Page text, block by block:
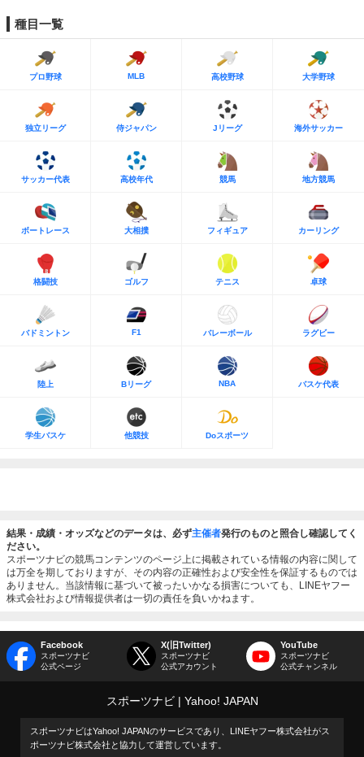
種目一覧
プロ野球 MLB 高校野球 大学野球
独立リーグ 侍ジャパン Jリーグ 海外サッカー
サッカー代表 高校年代 競馬 地方競馬
ボートレース 大相撲 フィギュア カーリング
格闘技 ゴルフ テニス 卓球
バドミントン F1 バレーボール ラグビー
陸上 Bリーグ NBA バスケ代表
学生バスケ 他競技 Doスポーツ
結果・成績・オッズなどのデータは、必ず主催者発行のものと照合し確認してく
ださい。
スポーツナビの競馬コンテンツのページ上に掲載されている情報の内容に関して
は万全を期しておりますが、その内容の正確性および安全性を保証するものでは
ありません。当該情報に基づいて被ったいかなる損害についても、LINEヤフー
株式会社および情報提供者は一切の責任を負いかねます。
Facebook
スポーツナビ
公式ページ
X(旧Twitter)
スポーツナビ
公式アカウント
YouTube
スポーツナビ
公式チャンネル
スポーツナビ Yahoo! JAPAN
スポーツナビはYahoo! JAPANのサービスであり、LINEヤフー株式会社がス
ポーツナビ株式会社と協力して運営しています。